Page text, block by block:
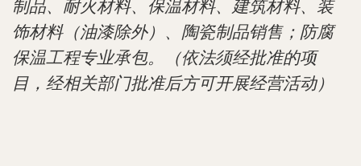
制品、耐火材料、保温材料、建筑材料、装
饰材料（油漆除外）、陶瓷制品销售；防腐
保温工程专业承包。（依法须经批准的项
目，经相关部门批准后方可开展经营活动）